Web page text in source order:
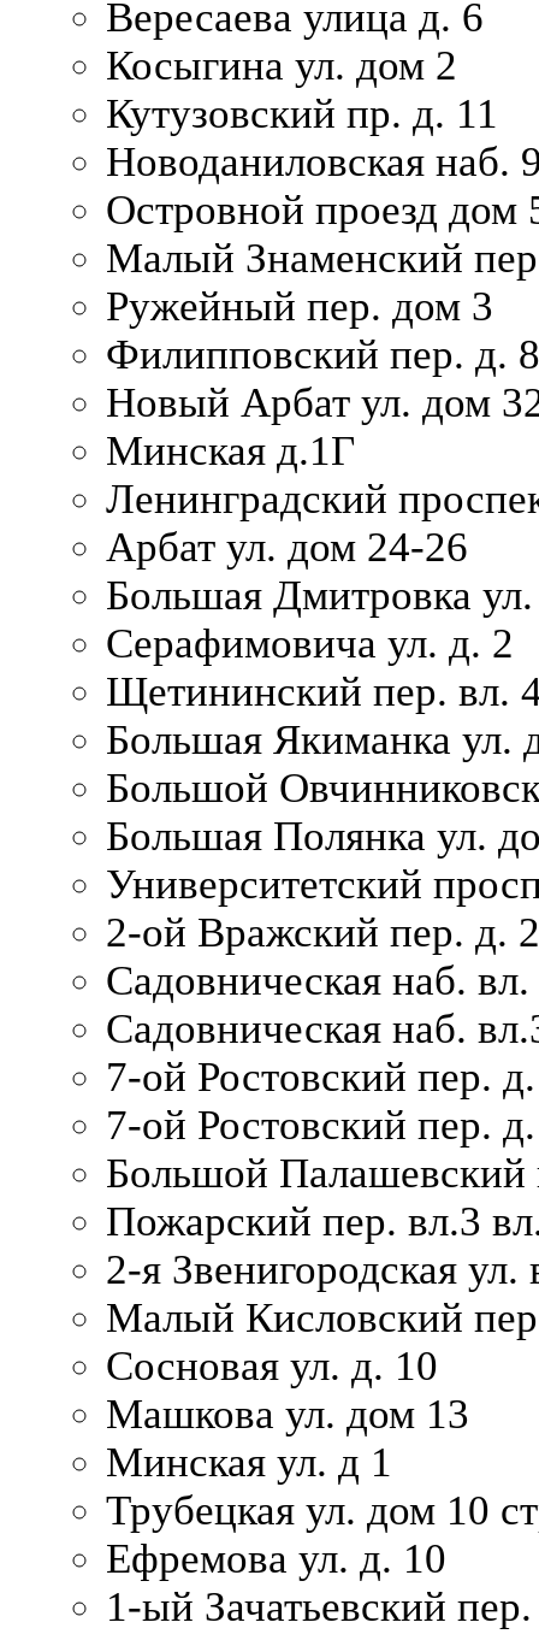
Вересаева улица д. 6
Косыгина ул. дом 2
Кутузовский пр. д. 11
Новоданиловская наб.
Островной проезд дом
Малый Знаменский
Ружейный пер. дом 3
Филипповский пер. д. 8
Новый Арбат ул. дом
Минская д.1Г
Ленинградский
Арбат ул. дом 24-26
Большая Дмитровка
Серафимовича ул. д. 2
Щетининский пер. вл.
Большая Якиманка ул.
Большой
Большая Полянка ул.
Университетский
2-ой Вражский пер. д. 2
Садовническая наб.
Садовническая наб.
7-ой Ростовский пер.
7-ой Ростовский пер.
Большой Палашевский
Пожарский пер. вл.3
2-я Звенигородская ул.
Малый Кисловский
Сосновая ул. д. 10
Машкова ул. дом 13
Минская ул. д 1
Трубецкая ул. дом 10
Ефремова ул. д. 10
1-ый Зачатьевский